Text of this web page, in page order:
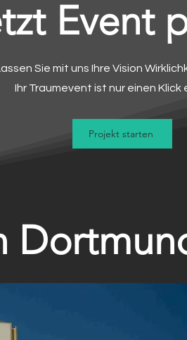
Event
Sie mit uns Ihre Vision
Ihr Traumevent ist nur einen Klick
Projekt starten